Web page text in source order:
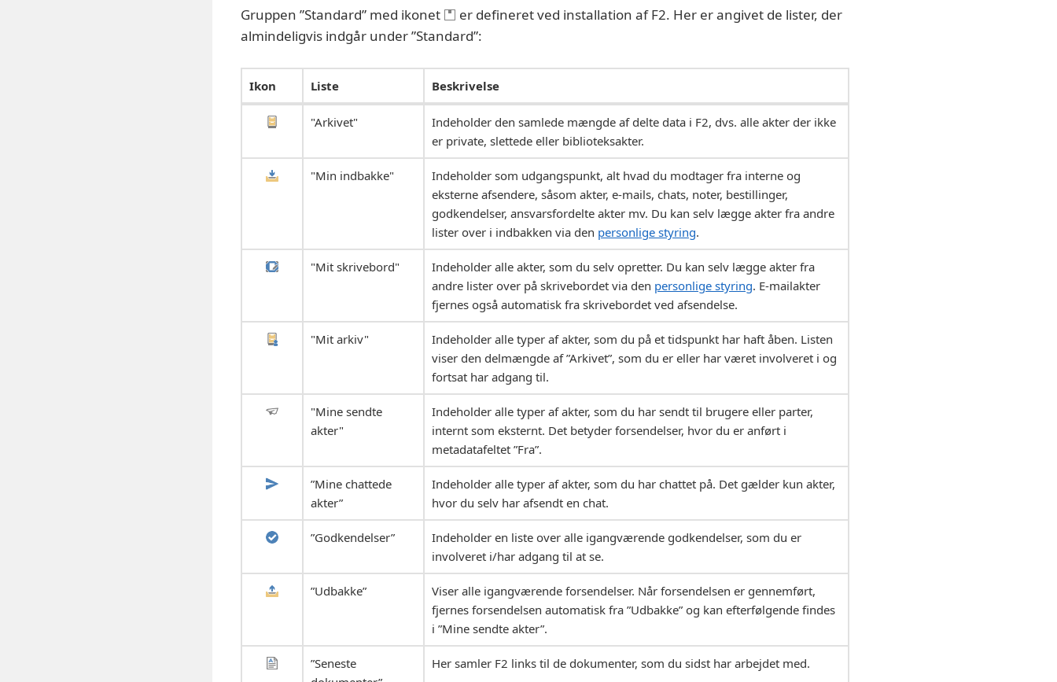
Gruppen ”Standard” med ikonet
er defineret ved installation af F2. Her er angivet de lister, der
almindeligvis indgår under ”Standard”:
Ikon Liste Beskrivelse
"Arkivet"
Indeholder den samlede mængde af delte data i F2, dvs. alle akter der ikke
er private, slettede eller biblioteksakter.
"Min indbakke"
Indeholder som udgangspunkt, alt hvad du modtager fra interne og
eksterne afsendere, såsom akter, e-mails, chats, noter, bestillinger,
godkendelser, ansvarsfordelte akter mv. Du kan selv lægge akter fra andre
lister over i indbakken via den personlige styring.
"Mit skrivebord"
Indeholder alle akter, som du selv opretter. Du kan selv lægge akter fra
andre lister over på skrivebordet via den personlige styring. E-mailakter
fjernes også automatisk fra skrivebordet ved afsendelse.
"Mit arkiv"
Indeholder alle typer af akter, som du på et tidspunkt har haft åben. Listen
viser den delmængde af ”Arkivet”, som du er eller har været involveret i og
fortsat har adgang til.
"Mine sendte
akter"
Indeholder alle typer af akter, som du har sendt til brugere eller parter,
internt som eksternt. Det betyder forsendelser, hvor du er anført i
metadatafeltet ”Fra”.
”Mine chattede
akter”
Indeholder alle typer af akter, som du har chattet på. Det gælder kun akter,
hvor du selv har afsendt en chat.
”Godkendelser”
Indeholder en liste over alle igangværende godkendelser, som du er
involveret i/har adgang til at se.
”Udbakke”
Viser alle igangværende forsendelser. Når forsendelsen er gennemført,
fjernes forsendelsen automatisk fra ”Udbakke” og kan efterfølgende findes
i ”Mine sendte akter”.
”Seneste
Her samler F2 links til de dokumenter, som du sidst har arbejdet med.